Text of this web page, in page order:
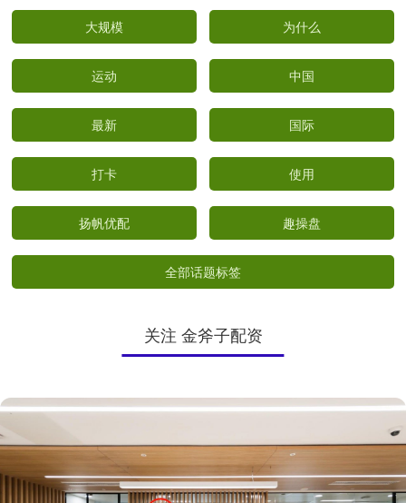
大规模 为什么
运动 中国
最新 国际
打卡 使用
扬帆优配 趣操盘
全部话题标签
关注 金斧子配资